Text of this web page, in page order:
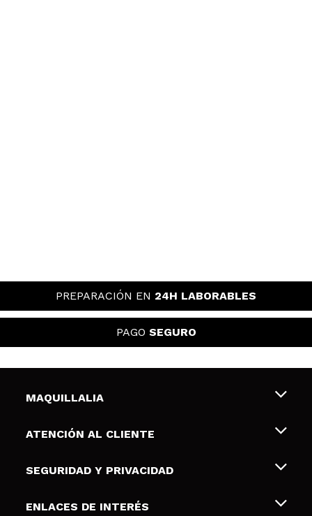
PREPARACIÓN EN 24H LABORABLES
PAGO SEGURO
MAQUILLALIA
Sobre nosotros
Tarjetas de Regalo
ATENCIÓN AL CLIENTE
Envíos y devoluciones
Formas de pago
SEGURIDAD Y PRIVACIDAD
Terminos y condiciones de uso
ENLACES DE INTERÉS